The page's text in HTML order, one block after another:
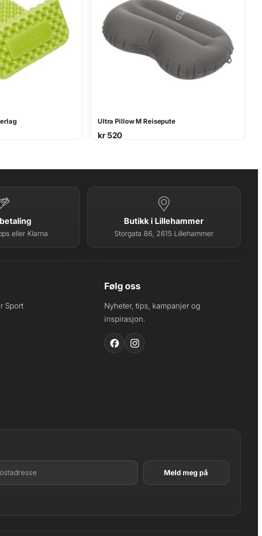
Ultra Pillow M Reisepute
kr520
eller Klarna
Butikk i Lillehammer
Storgata 86, 2615 Lillehammer
Sport
Følg oss
Nyheter, tips, kampanjer og
inspirasjon.